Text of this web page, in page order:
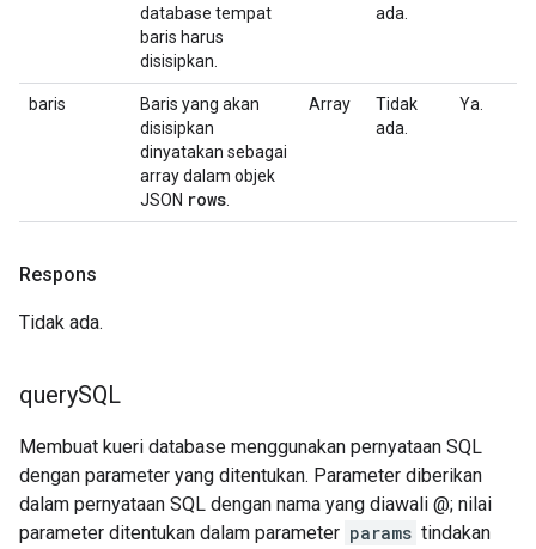
database tempat
baris harus
disisipkan.
ada.
baris
Baris yang akan
disisipkan
dinyatakan sebagai
array dalam objek
JSON rows
Array
Tidak
ada.
Ya.
Respons
Tidak ada.
querySQL
Membuat kueri database menggunakan pernyataan SQL
dengan parameter yang ditentukan. Parameter diberikan
dalam pernyataan SQL dengan nama yang diawali @; nilai
parameter ditentukan dalam parameter params tindakan